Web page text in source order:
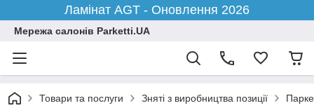
Ламінат AGT - Оновлення 2026
Мережа салонів Parketti.UA
Товари та послуги Зняті з виробництва позиції